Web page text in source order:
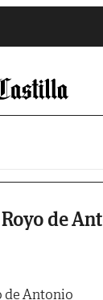
de
de Antonio